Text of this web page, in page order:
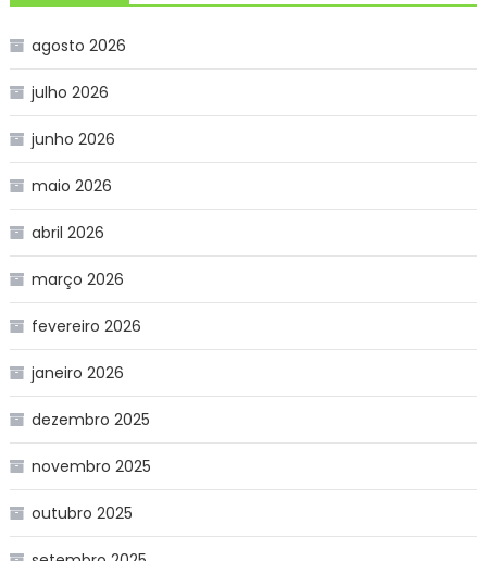
agosto 2026
julho 2026
junho 2026
maio 2026
abril 2026
março 2026
fevereiro 2026
janeiro 2026
dezembro 2025
novembro 2025
outubro 2025